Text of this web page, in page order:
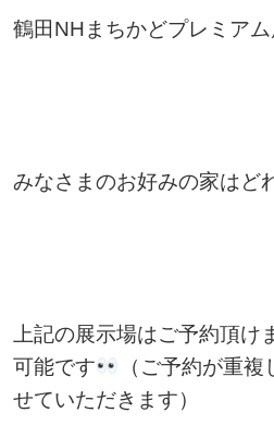
鶴田NHまちかどプレミア
みなさまのお好みの家はど
上記の展示場はご予約頂け
可能です
（ご予約が重
せていただきます）